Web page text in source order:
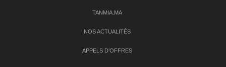
TANMIA.MA
NOS ACTUALITÉS
APPELS D’OFFRES